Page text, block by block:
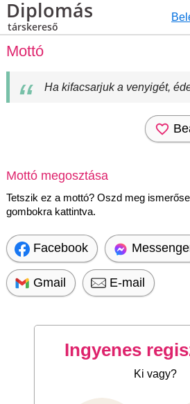
Diplomás
társkereső
Mottó
Ha kifacsarjuk a venyigét,
Mottó megosztása
Tetszik ez a mottó? Oszd meg
gombokra kattintva.
Facebook
Gmail E-mail
Ingyenes
Ki vagy?